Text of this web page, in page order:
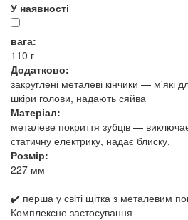
У наявності
вага:
110 г
Додатково:
закруглені металеві кінчики — м'які
шкіри голови, надають сяйва
Матеріал:
металеве покриття зубців —
статичну електрику, надає блиску.
Розмір:
227 мм
✔️ перша у світі щітка з металевим
Комплексне застосування